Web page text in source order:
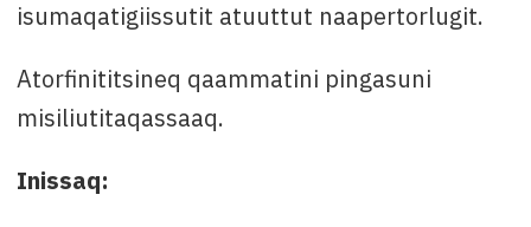
isumaqatigiissutit atuuttut naapertorlugit.
Atorfinititsineq qaammatini pingasuni
misiliutitaqassaaq.
Inissaq: